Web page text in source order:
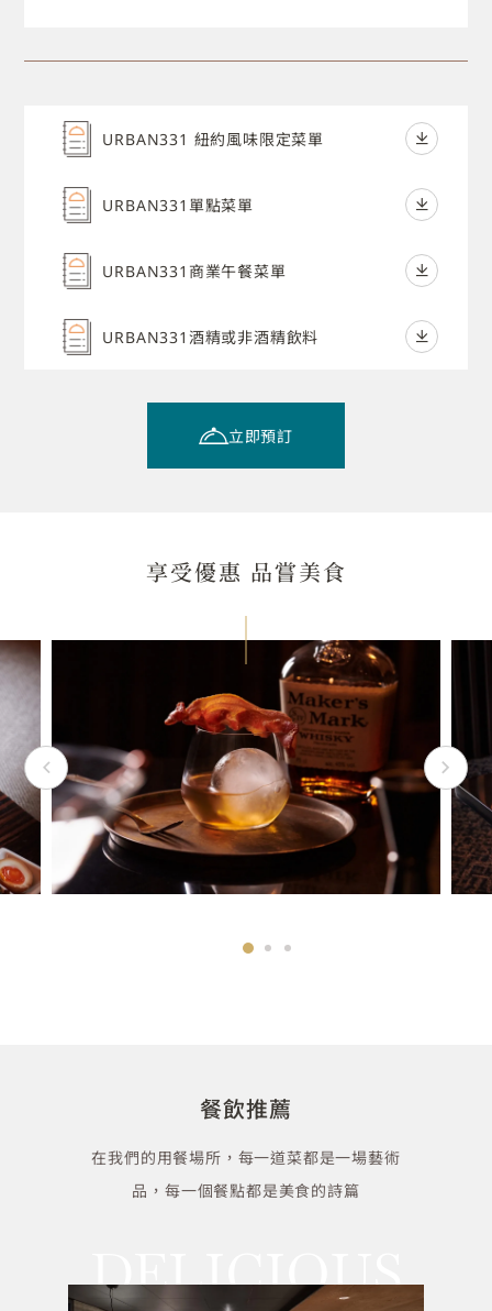
URBAN331 紐約風味限定菜單
URBAN331單點菜單
URBAN331商業午餐菜單
URBAN331酒精或非酒精飲料
立即預訂
享受優惠 品嘗美食
餐飲推薦
在我們的用餐場所，每一道菜都是一場藝術
品，每一個餐點都是美食的詩篇
DELICIOUS